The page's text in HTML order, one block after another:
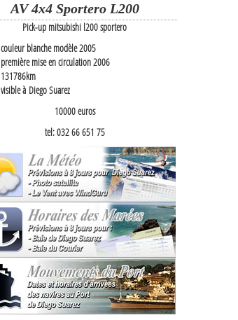
AV 4x4 Sportero L200
Pick-up mitsubishi l200 sportero
couleur blanche modèle 2005
première mise en circulation 2006
131786km
visible à Diego Suarez
10000 euros
tel:032 66 651 75